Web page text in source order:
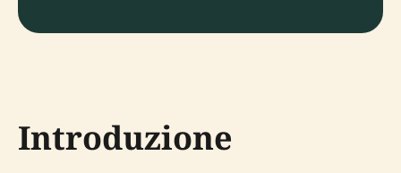
Introduzione